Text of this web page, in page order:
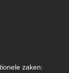
zaken: